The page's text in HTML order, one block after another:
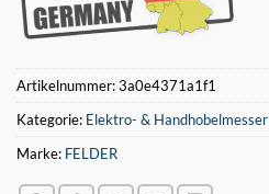
Artikelnummer:3a0e4371a1f1
Kategorie: Elektro- & Handhobelmesser
Marke: FELDER